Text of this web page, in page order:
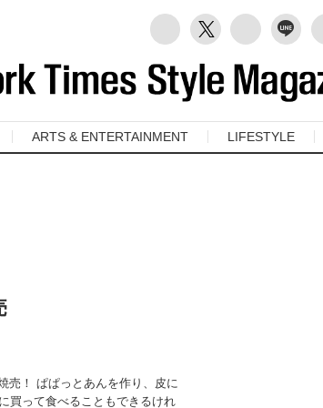
ARTS & ENTERTAINMENT LIFESTYLE
売！ ぱぱっとあんを作り、皮に
買って食べることもできるけれ